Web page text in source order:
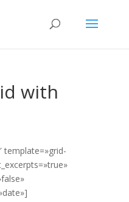
with
template=»grid-